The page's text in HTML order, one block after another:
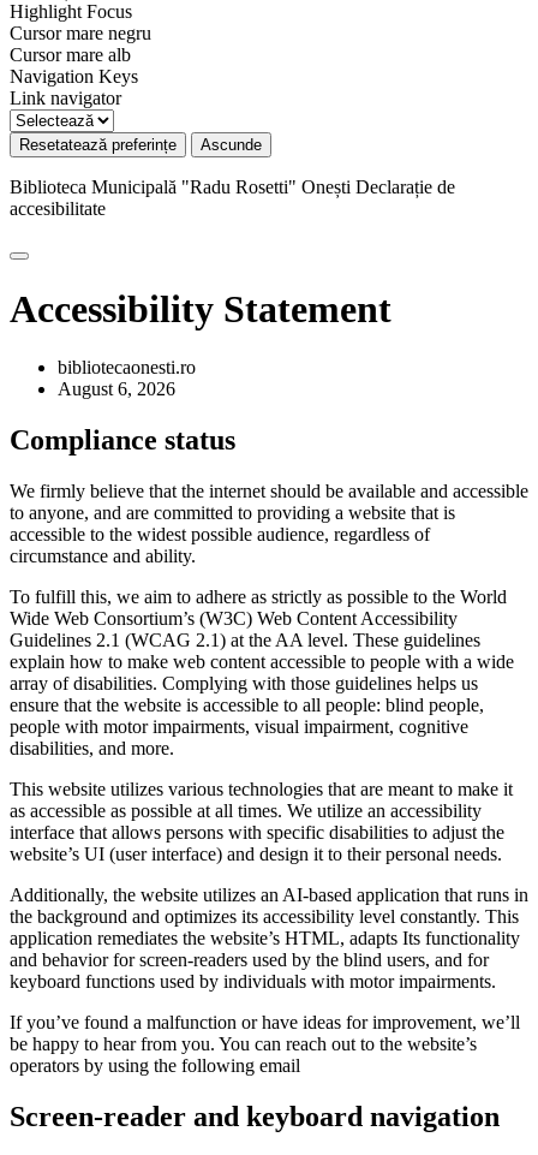
Highlight Focus
Cursor mare negru
Cursor mare alb
Navigation Keys
Link navigator
Resetatează preferințe Ascunde
Biblioteca Municipală "Radu Rosetti" Onești Declarație de
accesibilitate
Accessibility Statement
bibliotecaonesti.ro
August 6, 2026
Compliance status
We firmly believe that the internet should be available and accessible
to anyone, and are committed to providing a website that is
accessible to the widest possible audience, regardless of
circumstance and ability.
To fulfill this, we aim to adhere as strictly as possible to the World
Wide Web Consortium’s (W3C) Web Content Accessibility
Guidelines 2.1 (WCAG 2.1) at the AA level. These guidelines
explain how to make web content accessible to people with a wide
array of disabilities. Complying with those guidelines helps us
ensure that the website is accessible to all people: blind people,
people with motor impairments, visual impairment, cognitive
disabilities, and more.
This website utilizes various technologies that are meant to make it
as accessible as possible at all times. We utilize an accessibility
interface that allows persons with specific disabilities to adjust the
website’s UI (user interface) and design it to their personal needs.
Additionally, the website utilizes an AI-based application that runs in
the background and optimizes its accessibility level constantly. This
application remediates the website’s HTML, adapts Its functionality
and behavior for screen-readers used by the blind users, and for
keyboard functions used by individuals with motor impairments.
If you’ve found a malfunction or have ideas for improvement, we’ll
be happy to hear from you. You can reach out to the website’s
operators by using the following email
Screen-reader and keyboard navigation